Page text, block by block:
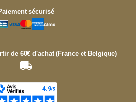
sécurisé
de 60€ d'achat (France et Belgique)